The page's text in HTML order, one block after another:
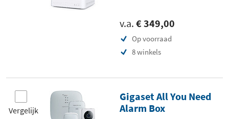
v.a. € 349,00
Op voorraad
8 winkels
Vergelijk
Gigaset All You Need
Alarm Box